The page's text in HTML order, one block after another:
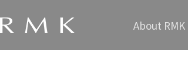
About RMK